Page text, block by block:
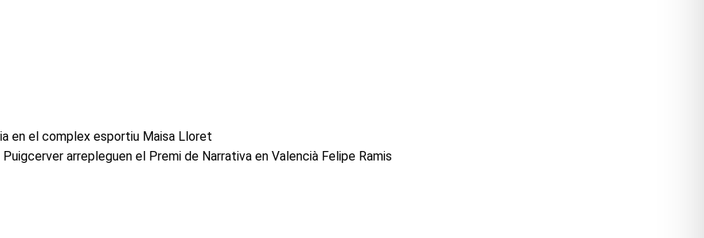
en el complex esportiu Maisa Lloret
arrepleguen el Premi de Narrativa en Valencià Felipe Ramis